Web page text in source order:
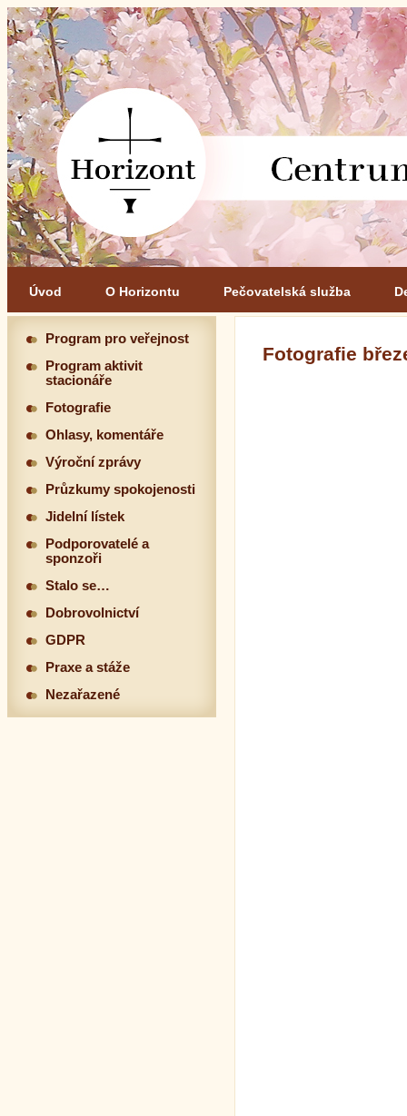
Úvod O Horizontu Pečovatelská služba
Fotografie
Program pro veřejnost
Program aktivit
stacionáře
Fotografie
Ohlasy, komentáře
Výroční zprávy
Průzkumy spokojenosti
Jidelní lístek
Podporovatelé a
sponzoři
Stalo se…
Dobrovolnictví
GDPR
Praxe a stáže
Nezařazené